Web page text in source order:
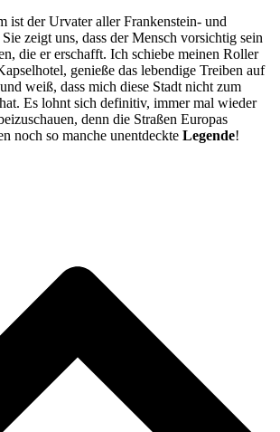
ist der Urvater aller Frankenstein- und
zeigt uns, dass der Mensch vorsichtig sein
die er erschafft. Ich schiebe meinen Roller
genieße das lebendige Treiben auf
weiß, dass mich diese Stadt nicht zum
Es lohnt sich definitiv, immer mal wieder
denn die Straßen Europas
noch so manche unentdeckte Legende!